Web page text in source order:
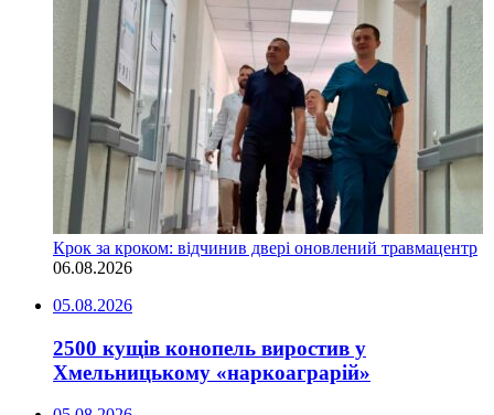
Крок за кроком: відчинив двері оновлений травмацентр
06.08.2026
05.08.2026
2500 кущів конопель виростив у
Хмельницькому «наркоаграрій»